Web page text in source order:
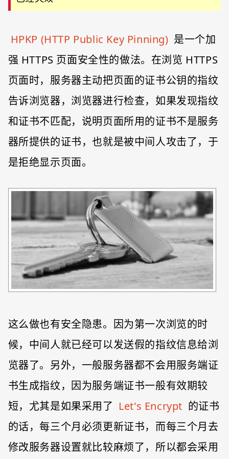
HPKP (HTTP Public Key Pinning) 是一个加
强 HTTPS 页面安全性的做法。在浏览 HTTPS
页面时，服务器主动把页面的证书公钥的指纹
告诉浏览器，浏览器进行检查，如果发现指纹
和证书不匹配，说明页面所用的证书不是服务
器所提供的证书，也就是被中间人攻击了，于
是拒绝显示页面。
这么做也有安全隐患。因为第一次浏览的时
候，中间人就已经可以发送假的指纹信息给浏
览器了。另外，一般服务器都不会用服务端证
书生成指纹，因为服务端证书一般有效期较
短，尤其是如果采用了 Let's Encrypt 的证书
的话，每三个月必须更新证书，而每三个月去
修改服务器设置就比较麻烦了，所以都会采用